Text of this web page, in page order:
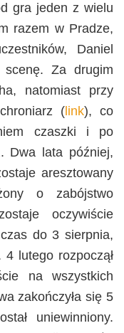
gra jeden z wielu
razem w Pradze,
Daniel
scenę. Za drugim
natomiast przy
( link), co
czaszki i po
Dwa lata później,
aresztowany
o zabójstwo
oczywiście
do 3 sierpnia,
lutego rozpoczął
na wszystkich
zakończyła się 5
uniewinniony.